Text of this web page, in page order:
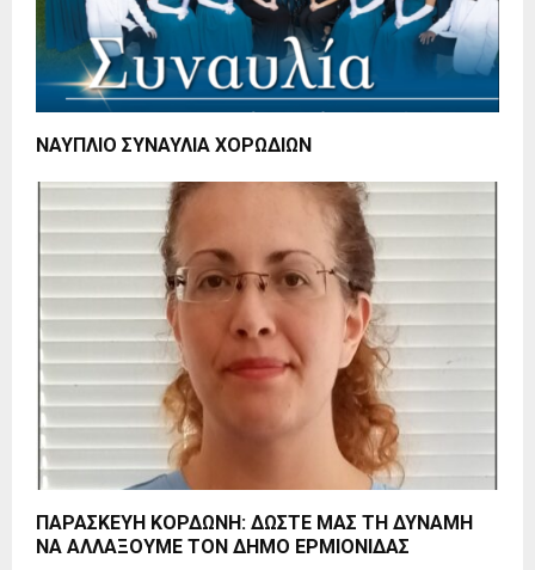
ΝΑΥΠΛΙΟ ΣΥΝΑΥΛΙΑ ΧΟΡΩΔΙΩΝ
ΠΑΡΑΣΚΕΥΗ ΚΟΡΔΩΝΗ: ΔΩΣΤΕ ΜΑΣ ΤΗ ΔΥΝΑΜΗ
ΝΑ ΑΛΛΑΞΟΥΜΕ ΤΟΝ ΔΗΜΟ ΕΡΜΙΟΝΙΔΑΣ